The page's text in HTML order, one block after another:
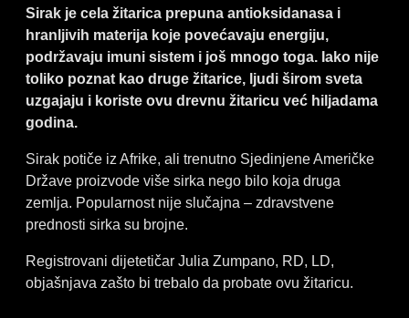
o
o
k
d
i
n
g
r
a
m
Sirak je cela žitarica prepuna antioksidanasa i
hranljivih materija koje povećavaju energiju,
podržavaju imuni sistem i još mnogo toga. Iako nije
toliko poznat kao druge žitarice, ljudi širom sveta
uzgajaju i koriste ovu drevnu žitaricu već hiljadama
godina.
Sirak potiče iz Afrike, ali trenutno Sjedinjene Američke
Države proizvode više sirka nego bilo koja druga
zemlja. Popularnost nije slučajna – zdravstvene
prednosti sirka su brojne.
Registrovani dijetetičar Julia Zumpano, RD, LD,
objašnjava zašto bi trebalo da probate ovu žitaricu.